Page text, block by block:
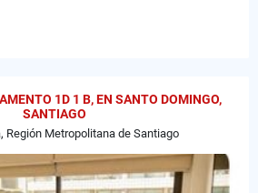
1D 1 B, EN SANTO DOMINGO,
SANTIAGO
Región Metropolitana de Santiago